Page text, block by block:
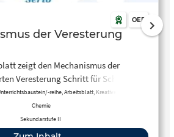
OER
der Veresterung
zeigt den Mechanismus der
Veresterung Schritt für Schritt.
reihe, Arbeitsblatt, Kreative, offene
Chemie
Sekundarstufe II